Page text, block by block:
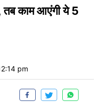
काम आएंगी ये 5
pm